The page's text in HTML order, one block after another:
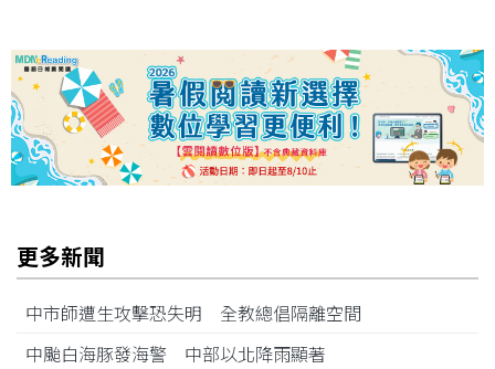
更多新聞
中市師遭生攻擊恐失明 全教總倡隔離空間
中颱白海豚發海警 中部以北降雨顯著